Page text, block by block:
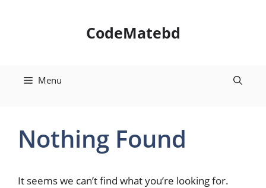
CodeMatebd
Menu
Nothing Found
It seems we can’t find what you’re looking for.